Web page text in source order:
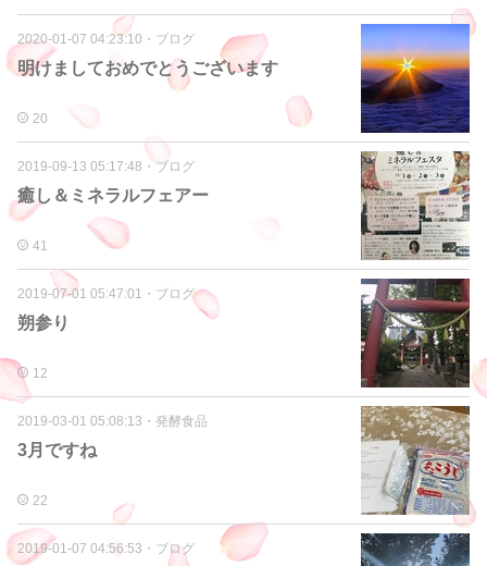
2020-01-07 04:23:10 ・ ブログ
明けましておめでとうございます
20
2019-09-13 05:17:48 ・ ブログ
癒し＆ミネラルフェアー
41
2019-07-01 05:47:01 ・ ブログ
朔参り
12
2019-03-01 05:08:13 ・ 発酵食品
3月ですね
22
2019-01-07 04:56:53 ・ ブログ